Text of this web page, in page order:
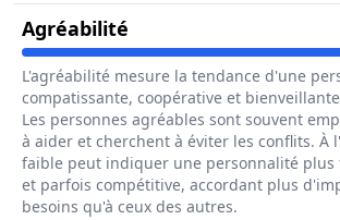
Agréabilité Pour Le Métier De
L'agréabilité mesure la tendance d'une
compatissante, coopérative et
Les personnes agréables sont souvent
à aider et cherchent à éviter les conflits. À
faible peut indiquer une personnalité plus
et parfois compétitive, accordant plus
besoins qu'à ceux des autres.